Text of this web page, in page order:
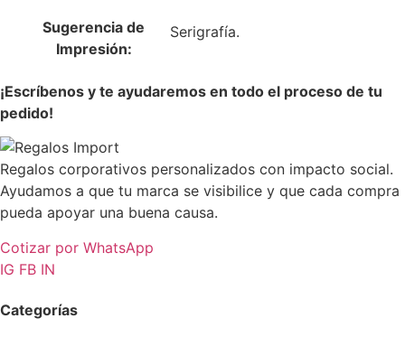
Sugerencia de
Impresión:
Serigrafía.
¡Escríbenos y te ayudaremos en todo el proceso de tu
pedido!
Regalos corporativos personalizados con impacto social.
Ayudamos a que tu marca se visibilice y que cada compra
pueda apoyar una buena causa.
Cotizar por WhatsApp
IG FB IN
Categorías